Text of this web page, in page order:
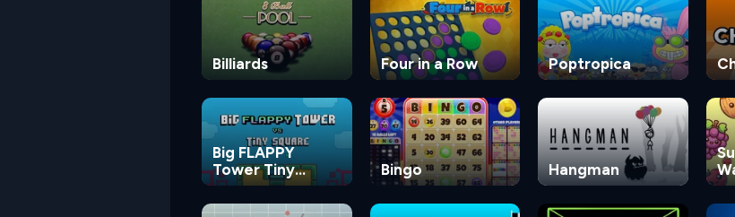
Billiards Four in a Row Poptropica
Big FLAPPY
Tower Tiny
Square
Bingo Hangman